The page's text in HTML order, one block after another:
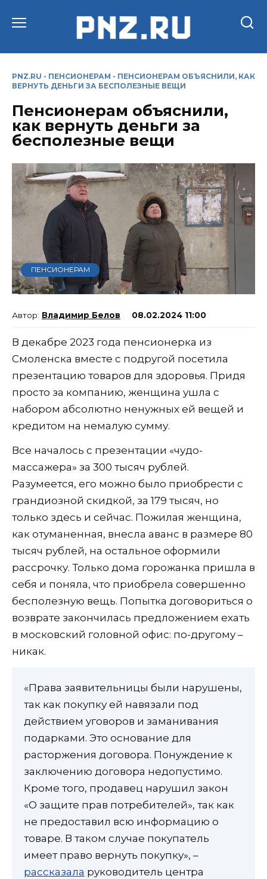
PNZ.RU - ПЕНСИОНЕРАМ - ПЕНСИОНЕРАМ ОБЪЯСНИЛИ, КАК
ВЕРНУТЬ ДЕНЬГИ ЗА БЕСПОЛЕЗНЫЕ ВЕЩИ
Пенсионерам объяснили,
как вернуть деньги за
бесполезные вещи
ПЕНСИОНЕРАМ
Владимир Белов 08.02.2024 11:00
В декабре 2023 года пенсионерка из
Смоленска вместе с подругой посетила
презентацию товаров для здоровья. Придя
просто за компанию, женщина ушла с
набором абсолютно ненужных ей вещей и
кредитом на немалую сумму.
Все началось с презентации «чудо-
массажера» за 300 тысяч рублей.
Разумеется, его можно было приобрести с
грандиозной скидкой, за 179 тысяч, но
только здесь и сейчас. Пожилая женщина,
как отуманенная, внесла аванс в размере 80
тысяч рублей, на остальное оформили
рассрочку. Только дома горожанка пришла в
себя и поняла, что приобрела совершенно
бесполезную вещь. Попытка договориться о
возврате закончилась предложением ехать
в московский головной офис: по-другому –
никак.
«Права заявительницы были нарушены,
так как покупку ей навязали под
действием уговоров и заманивания
подарками. Это основание для
расторжения договора. Понуждение к
заключению договора недопустимо.
Кроме того, продавец нарушил закон
«О защите прав потребителей», так как
не предоставил всю информацию о
товаре. В таком случае покупатель
имеет право вернуть покупку», –
рассказала руководитель центра